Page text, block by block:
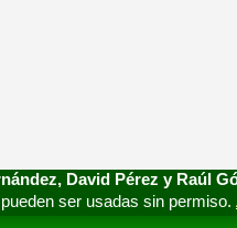
David Pérez y Raúl
pueden ser usadas sin permiso.